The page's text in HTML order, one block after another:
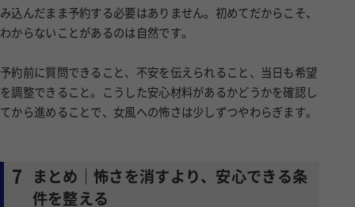
み込んだまま予約する必要はありません。初めてだからこそ、
わからないことがあるのは自然です。
予約前に質問できること、不安を伝えられること、当日も希望
を調整できること。こうした安心材料があるかどうかを確認し
てから進めることで、女風への怖さは少しずつやわらぎます。
7
まとめ｜怖さを消すより、安心できる条
件を整える